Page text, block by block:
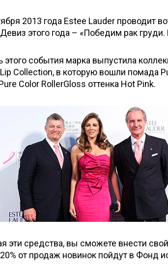
2013 года Estee Lauder проводит
этого года – «Победим рак
этого события марка выпустила
Collection, в которую вошли помада
Color RollerGloss оттенка Hot Pink.
эти средства, вы сможете внести
от продаж новинок пойдут в Фонд